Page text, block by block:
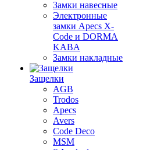
Замки навесные
Электронные
замки Apecs X-
Code и DORMA
KABA
Замки накладные
Защелки
AGB
Trodos
Apecs
Avers
Code Deco
MSM